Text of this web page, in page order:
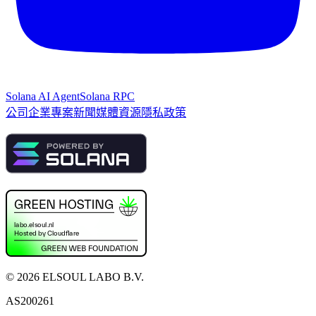
Solana AI AgentSolana RPC
公司 企業專案新聞媒體資源隱私政策
© 2026 ELSOUL LABO B.V.
AS200261